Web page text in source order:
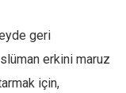
geri
erkini maruz
için,